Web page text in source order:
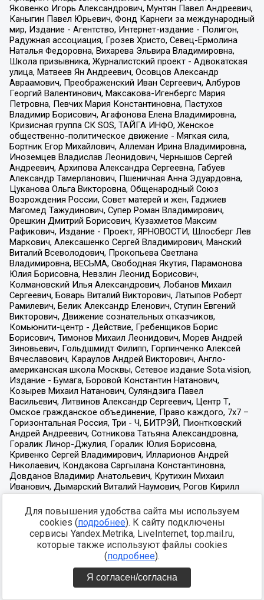
Для повышения удобства сайта мы используем
cookies (подробнее). К сайту подключены
сервисы Yandex.Metrika, LiveInternet, top.mail.ru,
которые также используют файлы cookies
(подробнее).
Я согласен/согласна